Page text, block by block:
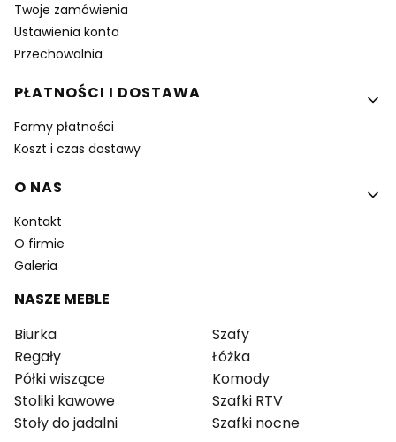
Twoje zamówienia
Ustawienia konta
Przechowalnia
PŁATNOŚCI I DOSTAWA
Formy płatności
Koszt i czas dostawy
O NAS
Kontakt
O firmie
Galeria
NASZE MEBLE
Biurka
Regały
Półki wiszące
Stoliki kawowe
Stoły do jadalni
Szafy
Łóżka
Komody
Szafki RTV
Szafki nocne